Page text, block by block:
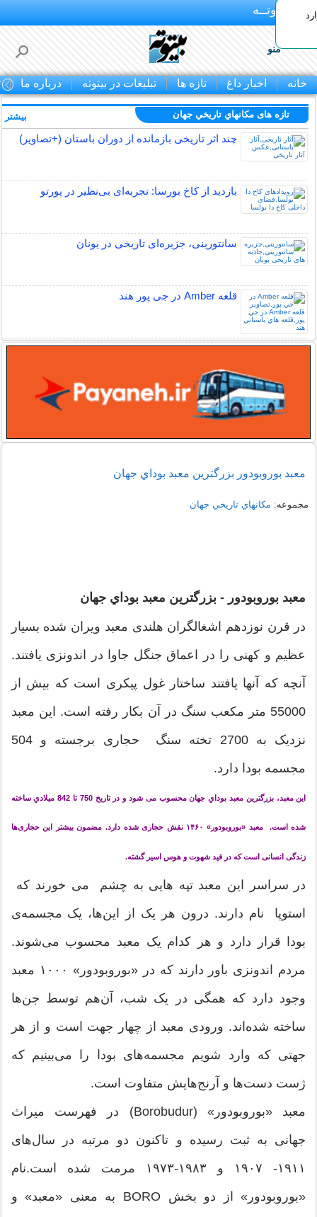
بـیتوتــه
منو
خانه اخبار داغ تازه ها تبلیغات در بیتوته درباره ما
تازه های مكانهاي تاريخي جهان
چند اثر تاریخی بازمانده از دوران باستان (+تصاویر)
بازدید از کاخ بورسا: تجربه‌ای بی‌نظیر در پورتو
سانتورینی، جزیره‌ای تاریخی در یونان
قلعه Amber در جی پور هند
بیشتر
معبد بوروبودور بزرگترين معبد بوداي جهان
مجموعه: مكانهاي تاريخي جهان
معبد بوروبودور - بزرگترين معبد بوداي جهان
در قرن نوزدهم اشغالگران هلندی معبد ویران شده بسیار
عظیم و کهنی را در اعماق جنگل جاوا در اندونزی یافتند.
آنچه که آنها یافتند ساختار غول پیکری است که بیش از
55000 متر مکعب سنگ در آن بکار رفته است. این معبد
نزدیک به 2700 تخته سنگ حجاری برجسته و 504
مجسمه بودا دارد.
این معبد، بزرگترين معبد بوداي جهان محسوب می شود و در تاريخ 750 تا 842 ميلادي ساخته
شده است. معبد «بوروبودور» ۱۴۶۰ نقش حجاری شده دارد. مضمون بیشتر این حجاری‌ها
زندگی انسانی است که در قید شهوت و هوس اسیر گشته.
در سراسر این معبد تپه هایی به چشم می خورند که
استوپا نام دارند. درون هر یک از این‌ها، یک مجسمه‌ی
بودا قرار دارد و هر کدام یک معبد محسوب می‌شوند.
مردم اندونزی باور دارند که در «بوروبودور» ۱۰۰۰ معبد
وجود دارد که همگی در یک شب، آن‌هم توسط جن‌ها
ساخته شده‌اند. ورودی معبد از چهار جهت است و از هر
جهتی که وارد شویم مجسمه‌های بودا را می‌بینیم که
ژست دست‌ها و آرنج‌هایش متفاوت است.
معبد «بوروبودور» (Borobudur) در فهرست میراث
جهانی به ثبت رسیده و تاکنون دو مرتبه در سال‌های
۱۹۱۱- ۱۹۰۷ و ۱۹۸۳-۱۹۷۳ مرمت شده است.نام
«بوروبودور» از دو بخش BORO به معنی «معبد» و